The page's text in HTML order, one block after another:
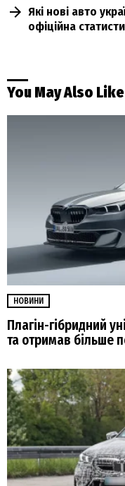
Які нові авто
офіційна
You May Also Like
НОВИНИ
Плагін-гібридний
та отримав більше